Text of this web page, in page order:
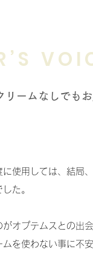
リームなしでも
使用しては、結局、
た。
オプテムスとの出会
を使わない事に不